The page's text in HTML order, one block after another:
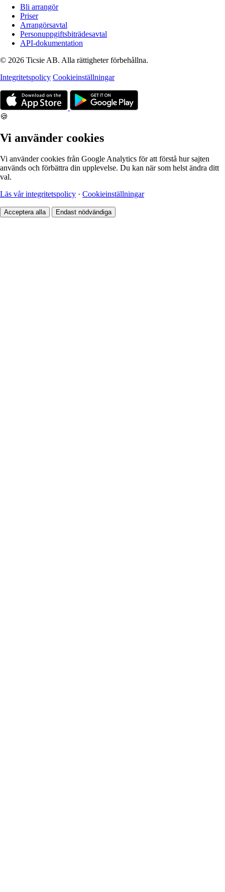
Bli arrangör
Priser
Arrangörsavtal
Personuppgiftsbiträdesavtal
API-dokumentation
© 2026 Ticsie AB. Alla rättigheter förbehållna.
Integritetspolicy Cookieinställningar
🍪
Vi använder cookies
Vi använder cookies från Google Analytics för att förstå hur sajten
används och förbättra din upplevelse. Du kan när som helst ändra ditt
val.
Läs vår integritetspolicy · Cookieinställningar
Acceptera alla Endast nödvändiga